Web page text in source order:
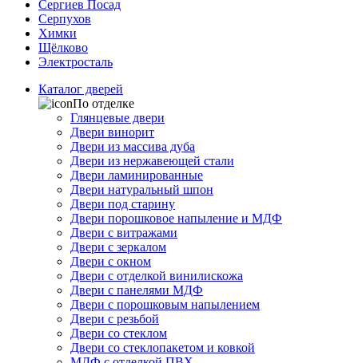
Сергиев Посад
Серпухов
Химки
Щёлково
Электросталь
Каталог дверей
По отделке
Глянцевые двери
Двери винорит
Двери из массива дуба
Двери из нержавеющей стали
Двери ламинированные
Двери натуральный шпон
Двери под старину
Двери порошковое напыление и МДФ
Двери с витражами
Двери с зеркалом
Двери с окном
Двери с отделкой винилискожа
Двери с панелями МДФ
Двери с порошковым напылением
Двери с резьбой
Двери со стеклом
Двери со стеклопакетом и ковкой